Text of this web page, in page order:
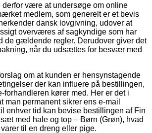
derfor være at undersøge om online
medlem, som generelt er et bevis
dansk lovgivning, udover at
overværes af sagkyndige som har
de gældende regler. Derudover giver det
når du udsættes for besvær med
om at kunden er hensynstagende
der kan influere på bestillingen,
forhandleren kører med. Her er det i
man permanent sikrer ens e-mail
enhver tid kan bevise bestillingen af Fin
med hale og top – Børn (Grøn), hvad
til en dreng eller pige.